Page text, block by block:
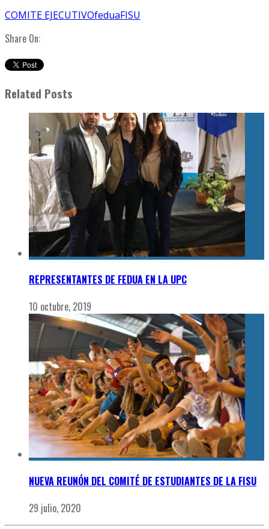
COMITE EJECUTIVOfeduaFISU
Share On:
Related Posts
REPRESENTANTES DE FEDUA EN LA UPC
10 octubre, 2019
NUEVA REUNÓN DEL COMITÉ DE ESTUDIANTES DE LA FISU
29 julio, 2020